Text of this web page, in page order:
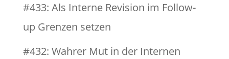
#433: Als Interne Revision im Follow-
up Grenzen setzen
#432: Wahrer Mut in der Internen